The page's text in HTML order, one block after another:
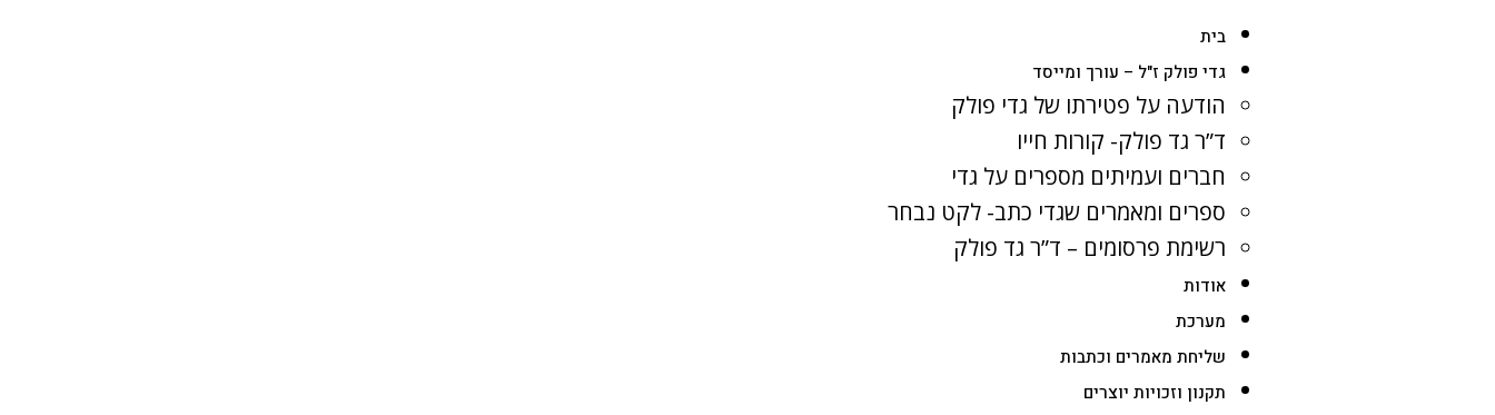
בית
גדי פולק ז"ל – עורך ומייסד
הודעה על פטירתו של גדי פולק
ד”ר גד פולק- קורות חייו
חברים ועמיתים מספרים על גדי
ספרים ומאמרים שגדי כתב- לקט נבחר
רשימת פרסומים – ד”ר גד פולק
אודות
מערכת
שליחת מאמרים וכתבות
תקנון וזכויות יוצרים